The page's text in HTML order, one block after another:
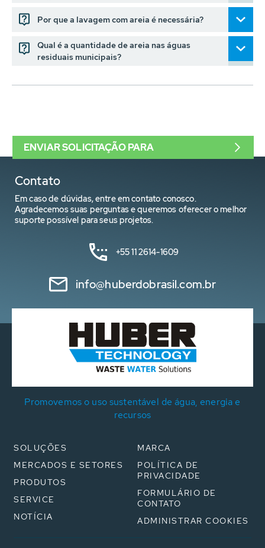
Por que a lavagem com areia é necessária?
Qual é a quantidade de areia nas águas
residuais municipais?
Contato
Em caso de dúvidas, entre em contato conosco.
Agradecemos suas perguntas e queremos oferecer o melhor
suporte possível para seus projetos.
+55 11 2614-1609
info@huberdobrasil.com.br
ENVIAR SOLICITAÇÃO PARA
Promovemos o uso sustentável de água, energia e
recursos
SOLUÇÕES
MERCADOS E SETORES
PRODUTOS
SERVICE
NOTÍCIA
MARCA
POLÍTICA DE
PRIVACIDADE
FORMULÁRIO DE
CONTATO
ADMINISTRAR COOKIES